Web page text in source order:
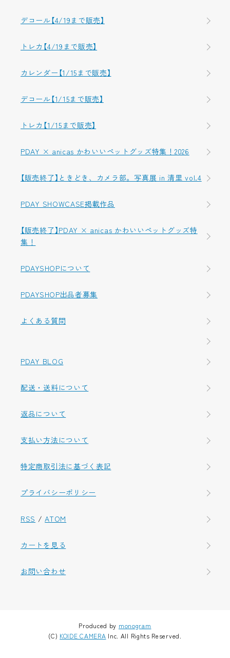
デコール【4/19まで販売】
トレカ【4/19まで販売】
カレンダー【1/15まで販売】
デコール【1/15まで販売】
トレカ【1/15まで販売】
PDAY × anicas かわいいペットグッズ特集！2026
【販売終了】ときどき、カメラ部。写真展 in 清里 vol.4
PDAY SHOWCASE掲載作品
【販売終了】PDAY × anicas かわいいペットグッズ特
集！
PDAYSHOPについて
PDAYSHOP出品者募集
よくある質問
PDAY BLOG
配送・送料について
返品について
支払い方法について
特定商取引法に基づく表記
プライバシーポリシー
RSS /ATOM
カートを見る
お問い合わせ
Produced by monogram
(C) KOIDE CAMERA Inc. All Rights Reserved.